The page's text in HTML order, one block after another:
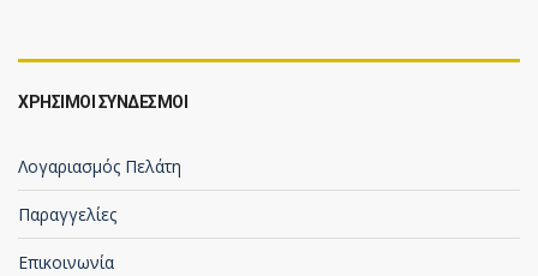
ΧΡΗΣΙΜΟΙ ΣΥΝΔΕΣΜΟΙ
Λογαριασμός Πελάτη
Παραγγελίες
Επικοινωνία